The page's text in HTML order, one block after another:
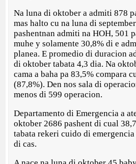
Na luna di oktober a admiti 878
mas halto cu na luna di
pashentnan admiti na HOH, 501
muhe y solamente 30,8% di e
planea. E promedio di duracion
di oktober tabata 4,3 dia. Na
cama a baha pa 83,5% compara
(87,8%). Den nos sala di
menos di 599 operacion.
Departamento di Emergencia a
oktober 2686 pashent di cual
tabata rekeri cuido di
di cas.